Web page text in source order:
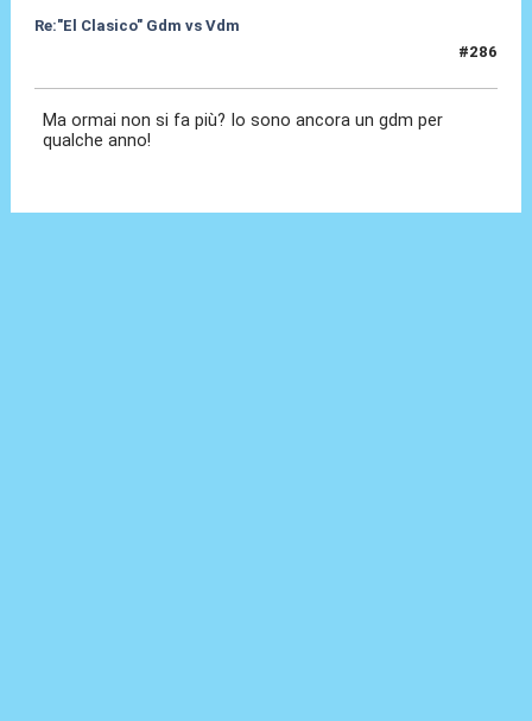
Re:"El Clasico" Gdm vs Vdm
#286
Ma ormai non si fa più? Io sono ancora un gdm per
qualche anno!